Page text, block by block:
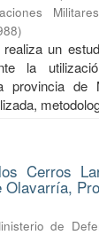
)
un
la
provincia de
Cerros
Olavarría,
de